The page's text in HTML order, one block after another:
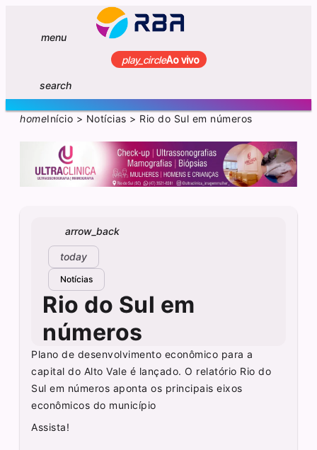
menu
play_circleAo vivo
search
homeInício > Notícias > Rio do Sul em números
arrow_back
today
Notícias
Rio do Sul em
números
Plano de desenvolvimento econômico para a
capital do Alto Vale é lançado. O relatório Rio do
Sul em números aponta os principais eixos
econômicos do município
Assista!